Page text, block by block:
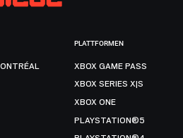
PLATTFORMEN
XBOX GAME PASS
XBOX SERIES X|S
XBOX ONE
PLAYSTATION®5